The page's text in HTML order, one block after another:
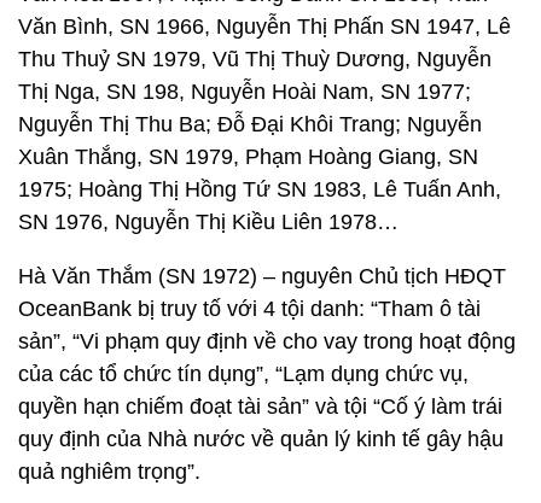
Văn Bình, SN 1966, Nguyễn Thị Phấn SN 1947, Lê
Thu Thuỷ SN 1979, Vũ Thị Thuỳ Dương, Nguyễn
Thị Nga, SN 198, Nguyễn Hoài Nam, SN 1977;
Nguyễn Thị Thu Ba; Đỗ Đại Khôi Trang; Nguyễn
Xuân Thắng, SN 1979, Phạm Hoàng Giang, SN
1975; Hoàng Thị Hồng Tứ SN 1983, Lê Tuấn Anh,
SN 1976, Nguyễn Thị Kiều Liên 1978…
Hà Văn Thắm (SN 1972) – nguyên Chủ tịch HĐQT
OceanBank bị truy tố với 4 tội danh: “Tham ô tài
sản”, “Vi phạm quy định về cho vay trong hoạt động
của các tổ chức tín dụng”, “Lạm dụng chức vụ,
quyền hạn chiếm đoạt tài sản” và tội “Cố ý làm trái
quy định của Nhà nước về quản lý kinh tế gây hậu
quả nghiêm trọng”.